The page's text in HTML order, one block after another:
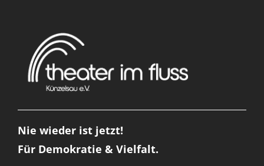
Nie wieder ist jetzt!
Für Demokratie & Vielfalt.